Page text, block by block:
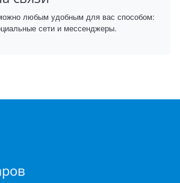
любым удобным для вас способом:
сети и мессенджеры.